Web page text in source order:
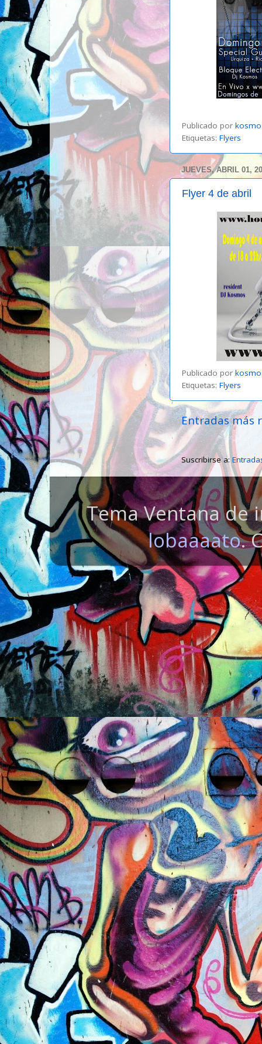
Publicado por
Etiquetas: Flyers
JUEVES, ABRIL 01,
Flyer 4 de abril
Publicado por
Etiquetas: Flyers
Entradas más
Suscribirse a:
Tema Ventana de
lobaaaato.